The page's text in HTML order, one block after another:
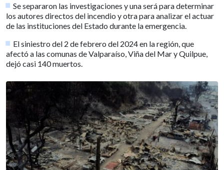
Se separaron las investigaciones y una será para determinar
los autores directos del incendio y otra para analizar el actuar
de las instituciones del Estado durante la emergencia.
El siniestro del 2 de febrero del 2024 en la región, que
afectó a las comunas de Valparaíso, Viña del Mar y Quilpue,
dejó casi 140 muertos.